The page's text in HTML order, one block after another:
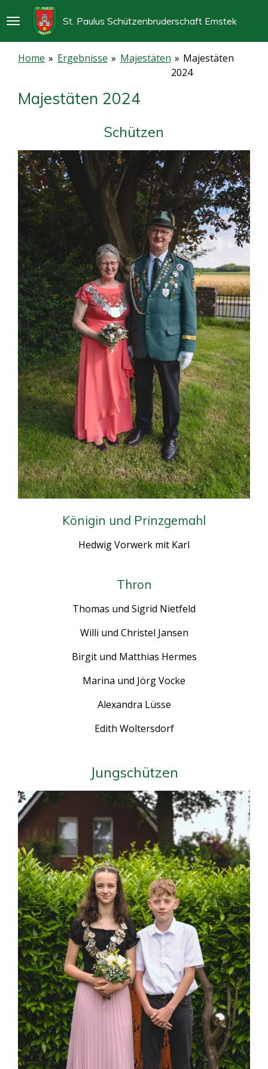
Hauptinhalt
springen
St. Paulus Schützenbruderschaft Emstek
Home » Ergebnisse » Majestäten » Majestäten
2024
Majestäten 2024
Schützen
Königin und Prinzgemahl
Hedwig Vorwerk mit Karl
Thron
Thomas und Sigrid Nietfeld
Willi und Christel Jansen
Birgit und Matthias Hermes
Marina und Jörg Vocke
Alexandra Lüsse
Edith Woltersdorf
Jungschützen